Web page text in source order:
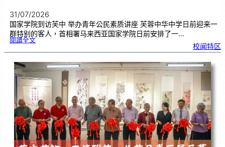
31/07/2026
国家学院到访芙中 举办青年公民素质讲座 芙蓉中华中学日前迎来一
群特别的客人，首相署马来西亚国家学院日前安排了一…
閱讀全文:努
国
学
院
到
访
中
分
享
青
年
领
袖
素
质
讲
座
校闻特区